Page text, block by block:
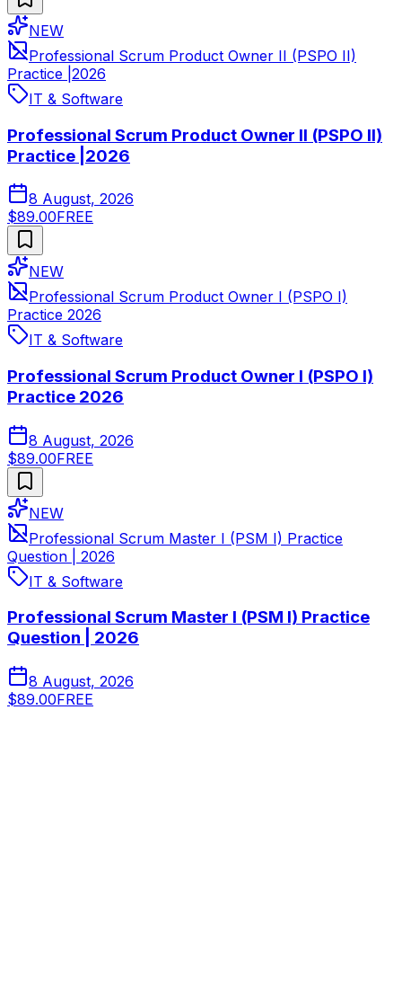
NEW
Professional Scrum Product Owner II (PSPO II)
Practice |2026
IT & Software
Professional Scrum Product Owner II (PSPO II)
Practice |2026
8 August, 2026
$89.00FREE
NEW
Professional Scrum Product Owner I (PSPO I)
Practice 2026
IT & Software
Professional Scrum Product Owner I (PSPO I)
Practice 2026
8 August, 2026
$89.00FREE
NEW
Professional Scrum Master I (PSM I) Practice
Question | 2026
IT & Software
Professional Scrum Master I (PSM I) Practice
Question | 2026
8 August, 2026
$89.00FREE